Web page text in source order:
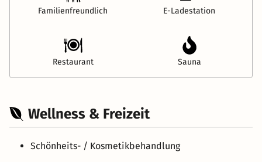
Familienfreundlich E-Ladestation
Restaurant Sauna
Wellness & Freizeit
Schönheits- / Kosmetikbehandlung